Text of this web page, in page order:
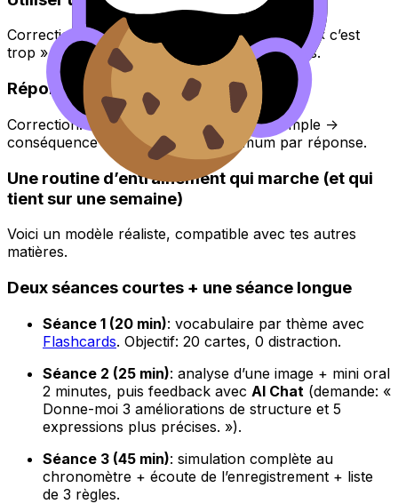
Correction: remplace « genre », « du coup », « c’est
trop » par des équivalents neutres ou formels.
Réponses courtes en interaction
Correction: applique la règle « idée -> exemple ->
conséquence ». Trois phrases minimum par réponse.
Une routine d’entraînement qui marche (et qui
tient sur une semaine)
Voici un modèle réaliste, compatible avec tes autres
matières.
Deux séances courtes + une séance longue
Séance 1 (20 min): vocabulaire par thème avec
Flashcards. Objectif: 20 cartes, 0 distraction.
Séance 2 (25 min): analyse d’une image + mini oral
2 minutes, puis feedback avec AI Chat (demande: «
Donne-moi 3 améliorations de structure et 5
expressions plus précises. »).
Séance 3 (45 min): simulation complète au
chronomètre + écoute de l’enregistrement + liste
de 3 règles.